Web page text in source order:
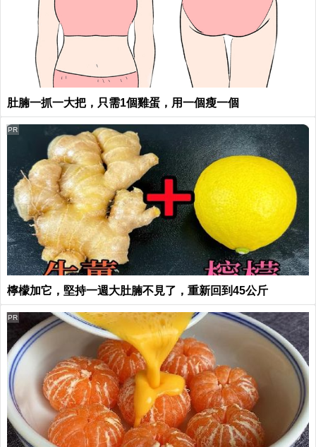
肚腩一抓一大把，只需1個雞蛋，用一個瘦一個
檸檬加它，堅持一週大肚腩不見了，重新回到45公斤
PR
PR